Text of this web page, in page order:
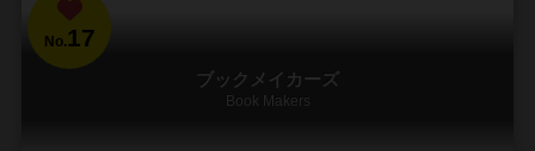
No.17
ブックメイカーズ
Book Makers